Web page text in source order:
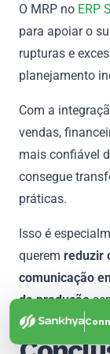
O MRP no ERP
para apoiar o
rupturas e
planejamento
Com a
vendas,
mais confiável
consegue
práticas.
Isso é
querem reduzir
comunicação
da produção